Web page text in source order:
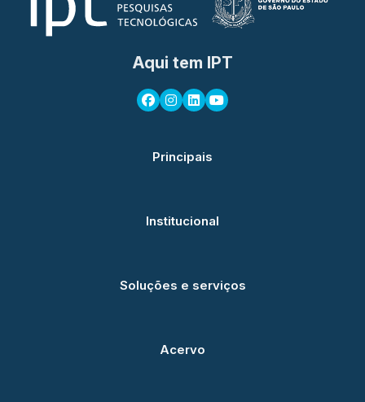
Aqui tem IPT
Principais
Institucional
Soluções e serviços
Acervo